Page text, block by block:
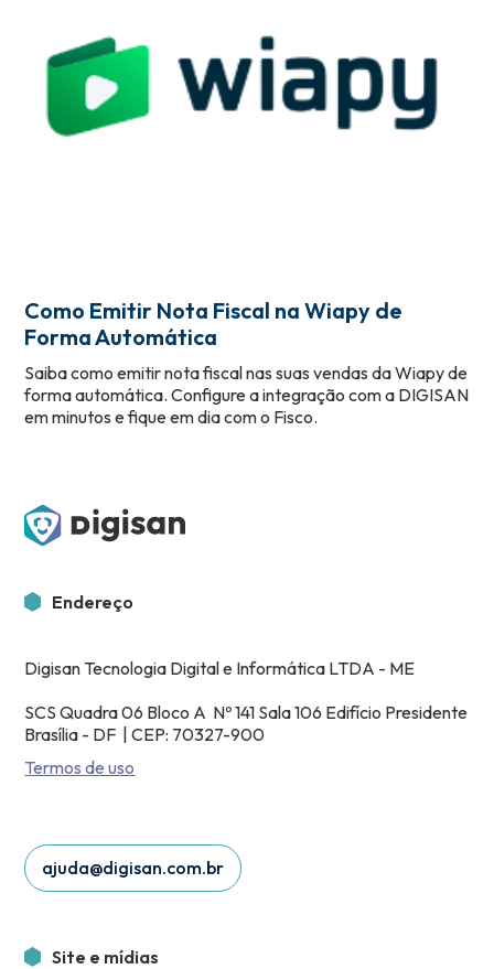
Como Emitir Nota Fiscal na Wiapy de
Forma Automática
Saiba como emitir nota fiscal nas suas vendas da Wiapy de
forma automática. Configure a integração com a DIGISAN
em minutos e fique em dia com o Fisco.
Endereço
Digisan Tecnologia Digital e Informática LTDA - ME
SCS Quadra 06 Bloco A Nº 141 Sala 106 Edifício Presidente
Brasília - DF | CEP: 70327-900
Termos de uso
ajuda@digisan.com.br
Site e mídias